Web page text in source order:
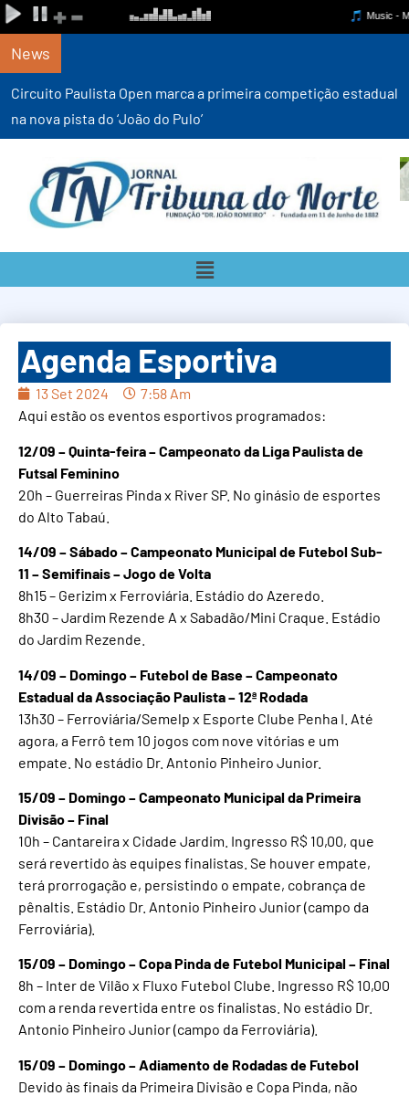
News
Circuito Paulista Open marca a primeira competição estadual
na nova pista do ‘João do Pulo’
Agenda Esportiva
13 Set 2024
7:58 Am
Aqui estão os eventos esportivos programados:
12/09 – Quinta-feira – Campeonato da Liga Paulista de
Futsal Feminino
20h – Guerreiras Pinda x River SP. No ginásio de esportes
do Alto Tabaú.
14/09 – Sábado – Campeonato Municipal de Futebol Sub-
11 – Semifinais – Jogo de Volta
8h15 – Gerizim x Ferroviária. Estádio do Azeredo.
8h30 – Jardim Rezende A x Sabadão/Mini Craque. Estádio
do Jardim Rezende.
14/09 – Domingo – Futebol de Base – Campeonato
Estadual da Associação Paulista – 12ª Rodada
13h30 – Ferroviária/Semelp x Esporte Clube Penha I. Até
agora, a Ferrô tem 10 jogos com nove vitórias e um
empate. No estádio Dr. Antonio Pinheiro Junior.
15/09 – Domingo – Campeonato Municipal da Primeira
Divisão – Final
10h – Cantareira x Cidade Jardim. Ingresso R$ 10,00, que
será revertido às equipes finalistas. Se houver empate,
terá prorrogação e, persistindo o empate, cobrança de
pênaltis. Estádio Dr. Antonio Pinheiro Junior (campo da
Ferroviária).
15/09 – Domingo – Copa Pinda de Futebol Municipal – Final
8h – Inter de Vilão x Fluxo Futebol Clube. Ingresso R$ 10,00
com a renda revertida entre os finalistas. No estádio Dr.
Antonio Pinheiro Junior (campo da Ferroviária).
15/09 – Domingo – Adiamento de Rodadas de Futebol
Devido às finais da Primeira Divisão e Copa Pinda, não